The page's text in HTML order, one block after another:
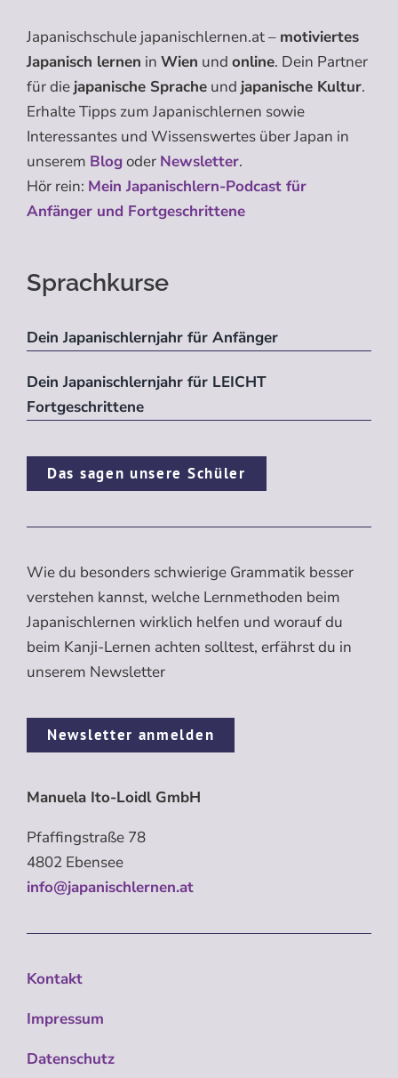
Japanischschule japanischlernen.at – motiviertes
Japanisch lernen in Wien und online. Dein Partner
für die japanische Sprache und japanische Kultur.
Erhalte Tipps zum Japanischlernen sowie
Interessantes und Wissenswertes über Japan in
unserem Blogoder Newsletter.
Hör rein: Mein Japanischlern-Podcast für
Anfänger und Fortgeschrittene
Sprachkurse
Dein Japanischlernjahr für Anfänger
Dein Japanischlernjahr für LEICHT
Fortgeschrittene
Das sagen unsere Schüler
Wie du besonders schwierige Grammatik besser
verstehen kannst, welche Lernmethoden beim
Japanischlernen wirklich helfen und worauf du
beim Kanji-Lernen achten solltest, erfährst du in
unserem Newsletter
Newsletter anmelden
Manuela Ito-Loidl GmbH
Pfaffingstraße 78
4802 Ebensee
info@japanischlernen.at
Kontakt
Impressum
Datenschutz